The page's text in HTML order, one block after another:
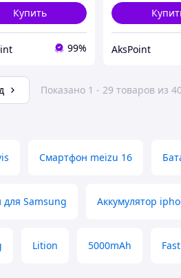
Купить
99% AksPoint
Показано 1 - 29 товаров из
Смартфон meizu 16
для Samsung Аккумулятор
Lition 5000mAh